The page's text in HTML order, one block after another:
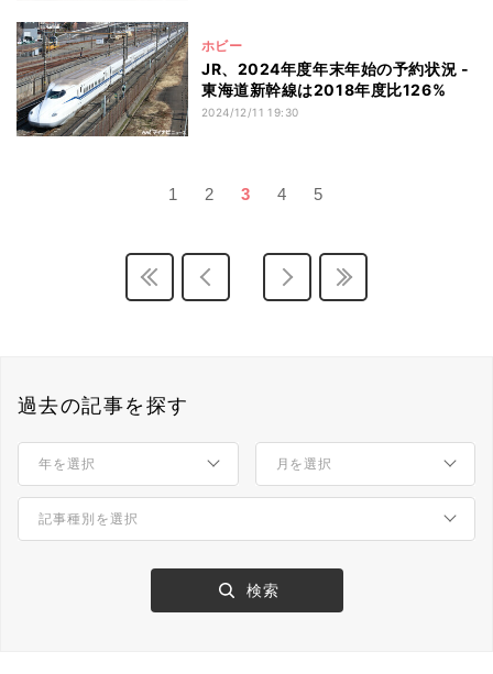
ホビー
JR、2024年度年末年始の予約状況 -
東海道新幹線は2018年度比126%
2024/12/11 19:30
1 2 3 4 5
過去の記事を探す